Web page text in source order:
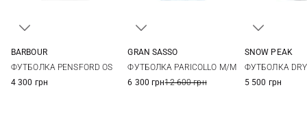
BARBOUR
ФУТБОЛКА PENSFORD OS
4 300 грн
GRAN SASSO
ФУТБОЛКА PARICOLLO M/M
6 300 грн12 600 грн
SNOW PEAK
ФУТБОЛКА DRY
5 500 грн